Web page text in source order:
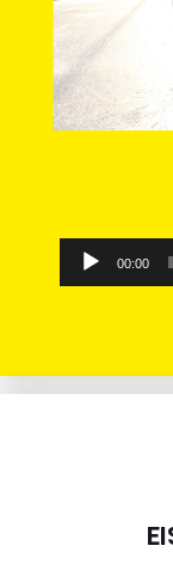
Audio-
Player
00:00